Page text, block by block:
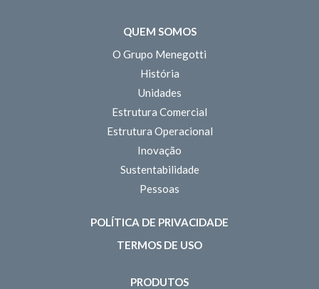
QUEM SOMOS
O Grupo Menegotti
História
Unidades
Estrutura Comercial
Estrutura Operacional
Inovação
Sustentabilidade
Pessoas
POLÍTICA DE PRIVACIDADE
TERMOS DE USO
PRODUTOS